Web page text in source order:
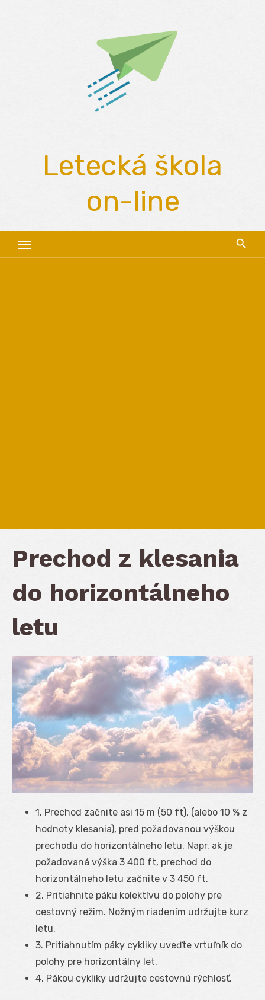
Letecká škola
on-line
Prechod z klesania
do horizontálneho
letu
1. Prechod začnite asi 15 m (50 ft), (alebo 10 % z
hodnoty klesania), pred požadovanou výškou
prechodu do horizontálneho letu. Napr. ak je
požadovaná výška 3 400 ft, prechod do
horizontálneho letu začnite v 3 450 ft.
2. Pritiahnite páku kolektívu do polohy pre
cestovný režim. Nožným riadením udržujte kurz
letu.
3. Pritiahnutím páky cykliky uveďte vrtuľník do
polohy pre horizontálny let.
4. Pákou cykliky udržujte cestovnú rýchlosť.